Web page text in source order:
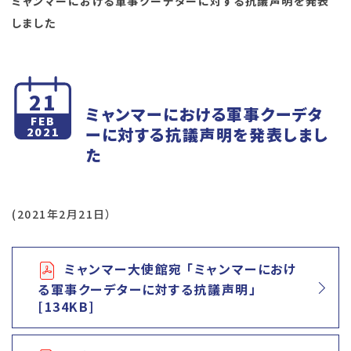
しました
21
FEB
2021
ミャンマーにおける軍事クーデタ
ーに対する抗議声明を発表しまし
た
(2021年2月21日）
ミャンマー大使館宛 「ミャンマーにおけ
る軍事クーデターに対する抗議声明」
[134KB]